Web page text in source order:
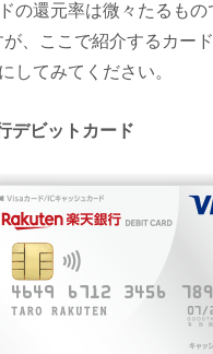
の還元率は微々たるもの
、ここで紹介するカー
してみてください。
デビットカード